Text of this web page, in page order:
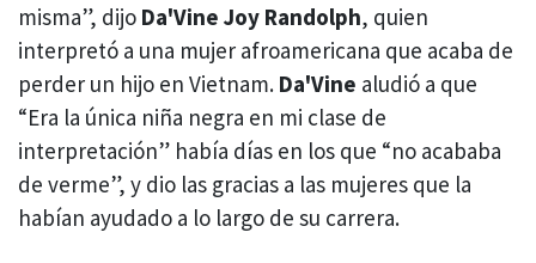
misma”, dijo Da'Vine Joy Randolph, quien
interpretó a una mujer afroamericana que acaba de
perder un hijo en Vietnam. Da'Vine aludió a que
“Era la única niña negra en mi clase de
interpretación” había días en los que “no acababa
de verme”, y dio las gracias a las mujeres que la
habían ayudado a lo largo de su carrera.